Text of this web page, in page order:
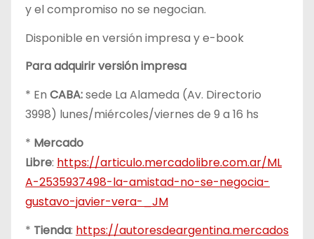
y el compromiso no se negocian.
Disponible en versión impresa y e-book
Para adquirir versión impresa
* En CABA:sede La Alameda (Av. Directorio
3998) lunes/miércoles/viernes de 9 a 16 hs
* Mercado
Libre: https://articulo.mercadolibre.com.ar/ML
A-2535937498-la-amistad-no-se-negocia-
gustavo-javier-vera-_JM
* Tienda: https://autoresdeargentina.mercados